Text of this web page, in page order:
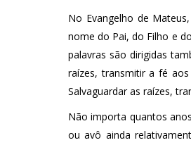
No Evangelho de
nome do Pai, do Filho e
palavras são dirigidas
raízes, transmitir a fé
Salvaguardar as raízes,
Não importa quantos
ou avô ainda